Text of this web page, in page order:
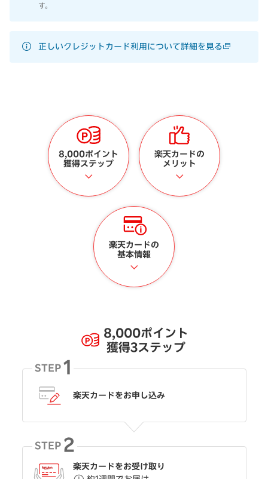
す。
正しいクレジットカード利用について詳細を見る
8,000ポイント
獲得ステップ
楽天カードの
メリット
楽天カードの
基本情報
8,000ポイント
獲得3ステップ
STEP 1
楽天カードをお申し込み
STEP 2
楽天カードをお受け取り